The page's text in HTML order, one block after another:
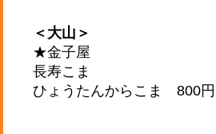
＜大山＞
★金子屋
長寿こま
ひょうたんからこま 800円